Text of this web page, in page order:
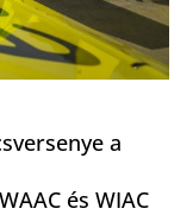
a
és WIAC